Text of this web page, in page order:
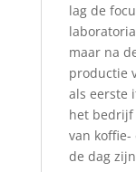
lag de
maar na
productie
als eerste
het
van
de dag